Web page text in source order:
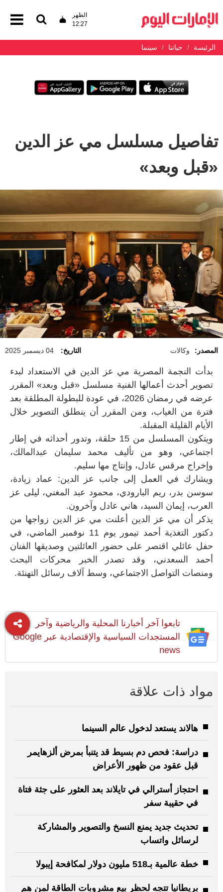
الظهر
12:27
الرئيسة حياتنا سينما
تفاصيل مسلسل مي عز الدين
«قبل وبعد»
المصدر: وكالات التاريخ: 04 ديسمبر 2025
بدأت النجمة المصرية مي عز الدين في الاستعداد لبدء
تصوير أحدث أعمالها الفنية مسلسل «قبل وبعد» المقرر
عرضه في رمضان 2026، في عودة للبطولة المطلقة بعد
فترة من الغياب، ومن المقرر أن ينطلق التصوير خلال
الأيام القليلة المقبلة.
ويتكون المسلسل من 15 حلقة، وتدور أحداثه في إطار
اجتماعي، وهو من تأليف محمد سليمان عبدالمالك،
وإخراج مرقس عادل، وإنتاج مها سليم.
ويشارك في العمل إلى جانب عز الدين: عماد زيادة،
سوسن بدر، ريم البارودي، محمود عبد المغني، ليلى عز
العرب، إيمان السيد، هاني عادل وآخرون.
يذكر أن مي عز الدين أعلنت مي عز الدين زواجها من
دكتور التغذية أحمد تيمور يوم 11 نوفمبر الماضي، في
حفل عائلي اقتصر على حضور العائلتين وصديقها الفنان
أحمد السعدني، وقد تصدر الخبر محركات البحث
ومنصات التواصل الاجتماعي، وسط آلاف رسائل التهنئة.
تابعوا آخر أخبارنا المحلية والرياضية وآخر
المستجدات السياسية والإقتصادية عبر Google
news
مواد ذات علاقة
هالاند يستعد لدخول عالم السينما
دراسة: فحص دم بسيط قد يتنبأ بمرض ألزهايمر
قبل عقود من ظهور الأعراض
احتجاز أسترالي في تايلاند بعد العثور على جثة فتاة
في حقيبة سفر
تحديث جديد يمنع النسخ والتصوير والمشاركة
لرسائل واتساب
خطة عالمية بـ518 مليون دولار لمكافحة إيبولا
بريطانيا تتجه لحظر بيع مشروبات الطاقة لمن هم